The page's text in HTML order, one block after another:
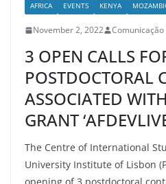
AFRICA EVENTS KENYA
November 2, 2022 Comunicação
3 OPEN CALLS
POSTDOCTORAL
ASSOCIATED
GRANT
The Centre of International
University Institute of Lisbon